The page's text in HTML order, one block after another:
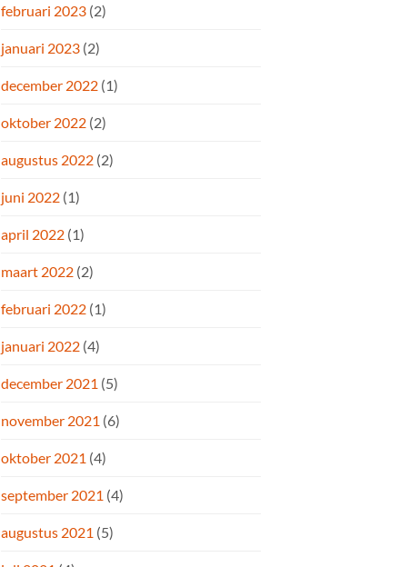
februari 2023 (2)
januari 2023 (2)
december 2022 (1)
oktober 2022 (2)
augustus 2022 (2)
juni 2022 (1)
april 2022 (1)
maart 2022 (2)
februari 2022 (1)
januari 2022 (4)
december 2021 (5)
november 2021 (6)
oktober 2021 (4)
september 2021 (4)
augustus 2021 (5)